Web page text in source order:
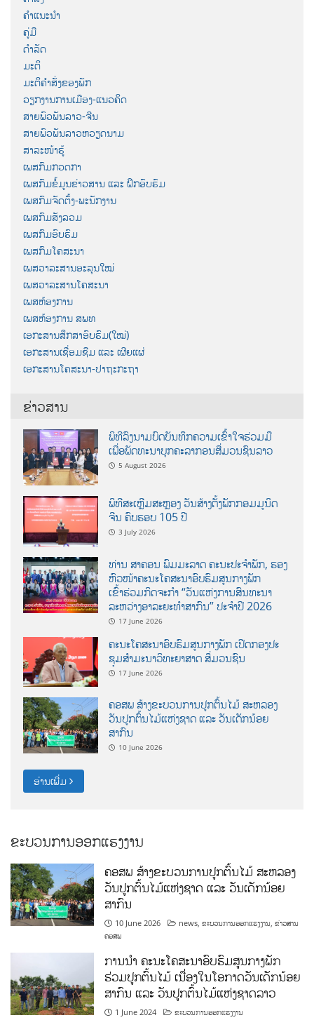
ຄຳແນະນຳ
ຄູ່ມື
ດຳລັດ
ມະຕິ
ມະຕິຄຳສັ່ງຂອງພັກ
ວຽກງານການເມືອງ-ແນວຄິດ
ສາຍພົວພັນລາວ-ຈີນ
ສາຍພົວພັນລາວຫວຽດນາມ
ສາລະໜ້າຮູ້
ເພສກົມກວດກາ
ເພສກົມຂໍ້ມູນຂ່າວສານ ແລະ ຝຶກອົບຮົມ
ເພສກົມຈັດຕັ້ງ-ພະນັກງານ
ເພສກົມສັງລວມ
ເພສກົມອົບຮົມ
ເພສກົມໂຄສະນາ
ເພສວາລະສານອະລຸນໃໝ່
ເພສວາລະສານໂຄສະນາ
ເພສຫ້ອງການ
ເພສຫ້ອງການ ສພທ
ເອກະສານສຶກສາອົບຮົມ(ໃໝ່)
ເອກະສານເຊື່ອມຊືມ ແລະ ເຜີຍແຜ່
ເອກະສານໂຄສະນາ-ປາຖະກະຖາ
ຂ່າວສານ
ພິທີລົງນາມບົດບັນທຶກຄວາມເຂົ້າໃຈຮ່ວມມື
ເພື່ອພັດທະນາບຸກຄະລາກອນສື່ມວນຊົນລາວ
5 August 2026
ພິທີສະເຫຼີມສະຫຼອງ ວັນສ້າງຕັ້ງພັກກອມມູນິດ
ຈີນ ຄົບຮອບ 105 ປີ
3 July 2026
ທ່ານ ສາຄອນ ພົມມະລາດ ຄະນະປະຈໍາພັກ, ຮອງ
ຫົວໜ້າຄະນະໂຄສະນາອົບຮົມສູນກາງພັກ
ເຂົ້າຮ່ວມກິດຈະກຳ “ວັນແຫ່ງການສົນທະນາ
ລະຫວ່າງອາລະຍະທຳສາກົນ” ປະຈຳປີ 2026
17 June 2026
ຄະນະໂຄສະນາອົບຮົມສູນກາງພັກ ເປີດກອງປະ
ຊຸມສຳມະນາວິທະຍາສາດ ສຶ່ມວນຊົນ
17 June 2026
ຄອສພ ສ້າງຂະບວນການປູກຕົ້ນໄມ້ ສະຫລອງ
ວັນປູກຕົ້ນໄມ້ແຫ່ງຊາດ ແລະ ວັນເດັກນ້ອຍ
ສາກົນ
10 June 2026
ອ່ານເພີ່ມ
ຂະບວນການອອກແຮງງານ
ຄອສພ ສ້າງຂະບວນການປູກຕົ້ນໄມ້ ສະຫລອງ
ວັນປູກຕົ້ນໄມ້ແຫ່ງຊາດ ແລະ ວັນເດັກນ້ອຍ
ສາກົນ
10 June 2026 news ,ຂະບວນການອອກແຮງງານ ,ຂ່າວສານ
ຄອສພ
ການນໍາ ຄະນະໂຄສະນາອົບຮົມສູນກາງພັກ
ຮ່ວມປູກຕົ້ນໄມ້ ເນື່ອງໃນໂອກາດວັນເດັກນ້ອຍ
ສາກົນ ແລະ ວັນປູກຕົ້ນໄມ້ແຫ່ງຊາດລາວ
1 June 2024 ຂະບວນການອອກແຮງງານ